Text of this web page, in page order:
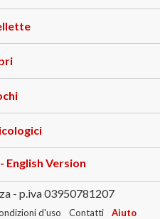
English Version
- p.iva 03950781207
d'uso Contatti Aiuto